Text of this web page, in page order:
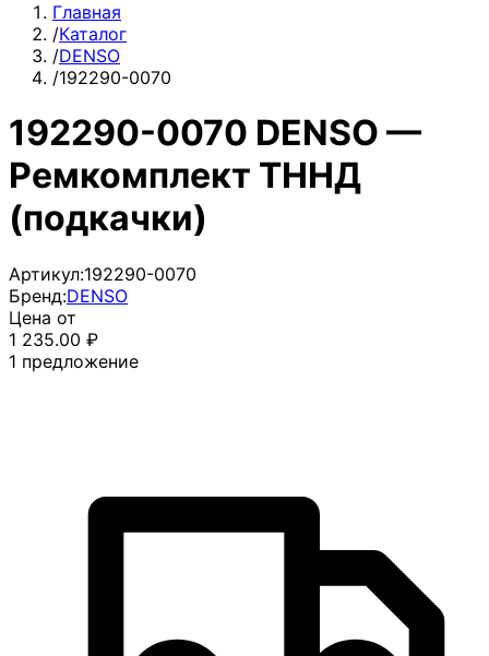
Главная
/Каталог
/DENSO
/192290-0070
192290-0070 DENSO —
Ремкомплект ТННД
(подкачки)
Артикул:192290-0070
Бренд:DENSO
Цена от
1 235.00 ₽
1 предложение